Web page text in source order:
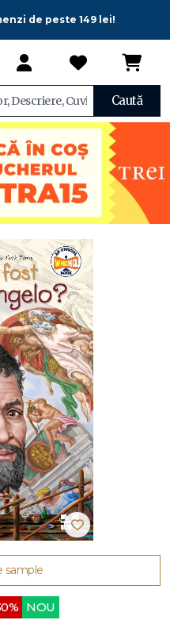
de peste 149 lei!
Caută
sample
NOU